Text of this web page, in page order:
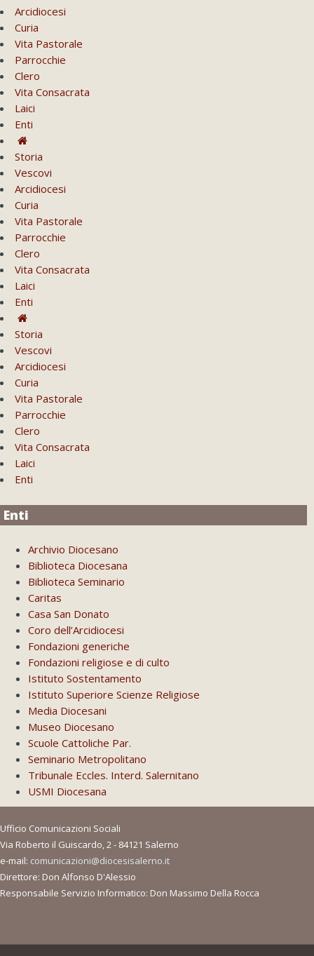
Arcidiocesi
Curia
Vita Pastorale
Parrocchie
Clero
Vita Consacrata
Laici
Enti
Storia
Vescovi
Arcidiocesi
Curia
Vita Pastorale
Parrocchie
Clero
Vita Consacrata
Laici
Enti
Storia
Vescovi
Arcidiocesi
Curia
Vita Pastorale
Parrocchie
Clero
Vita Consacrata
Laici
Enti
Enti
Archivio Diocesano
Biblioteca Diocesana
Biblioteca Seminario
Caritas
Casa San Donato
Coro dell’Arcidiocesi
Fondazioni generiche
Fondazioni religiose e di culto
Istituto Sostentamento
Istituto Superiore Scienze Religiose
Media Diocesani
Museo Diocesano
Scuole Cattoliche Par.
Seminario Metropolitano
Tribunale Eccles. Interd. Salernitano
USMI Diocesana
Ufficio Comunicazioni Sociali
Via Roberto il Guiscardo, 2 - 84121 Salerno
e-mail: comunicazioni@diocesisalerno.it
Direttore: Don Alfonso D'Alessio
Responsabile Servizio Informatico: Don Massimo Della Rocca